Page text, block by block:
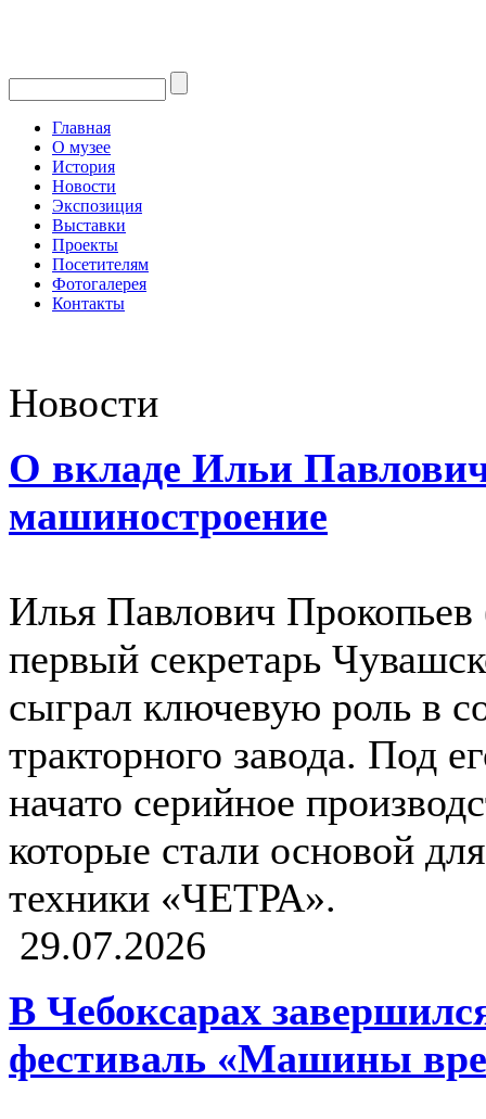
Главная
О музее
История
Новости
Экспозиция
Выставки
Проекты
Посетителям
Фотогалерея
Контакты
Новости
О вкладе Ильи
машиностроение
Илья Павлович
первый секретарь
сыграл ключевую роль в
тракторного завода. Под
начато серийное
которые стали основой
техники «ЧЕТРА».
29.07.2026
В Чебоксарах
фестиваль «Машины